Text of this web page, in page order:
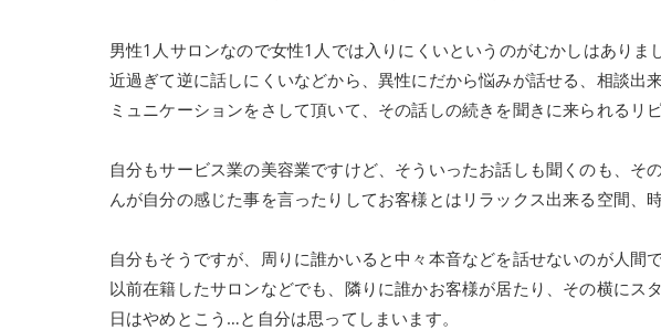
男性1人サロンなので女性1人では入りにくいというのがむかしはあり
近過ぎて逆に話しにくいなどから、異性にだから悩みが話せる、相談出
ミュニケーションをさして頂いて、その話しの続きを聞きに来られるリ
自分もサービス業の美容業ですけど、そういったお話しも聞くのも、そ
んが自分の感じた事を言ったりしてお客様とはリラックス出来る空間、
自分もそうですが、周りに誰かいると中々本音などを話せないのが人間で
以前在籍したサロンなどでも、隣りに誰かお客様が居たり、その横にス
日はやめとこう…と自分は思ってしまいます。